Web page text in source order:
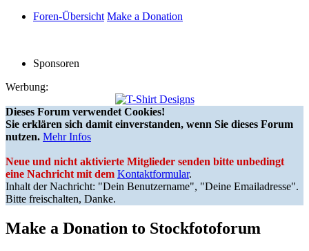
Foren-Übersicht Make a Donation
Sponsoren
Werbung:
Dieses Forum verwendet Cookies!
Sie erklären sich damit einverstanden, wenn Sie dieses Forum
nutzen. Mehr Infos
Neue und nicht aktivierte Mitglieder senden bitte unbedingt
eine Nachricht mit dem Kontaktformular.
Inhalt der Nachricht: "Dein Benutzername", "Deine Emailadresse".
Bitte freischalten, Danke.
Make a Donation to Stockfotoforum